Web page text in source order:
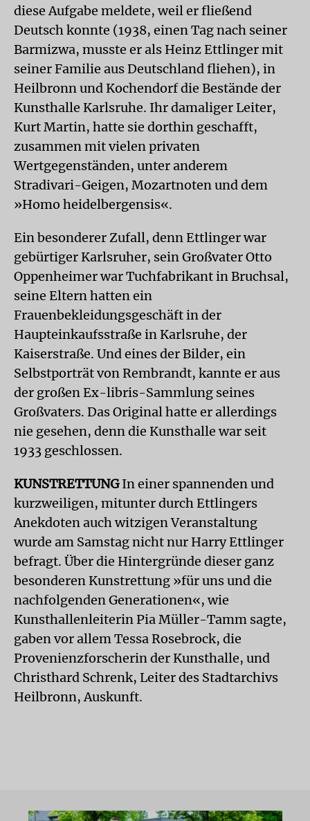
diese Aufgabe meldete, weil er fließend
Deutsch konnte (1938, einen Tag nach seiner
Barmizwa, musste er als Heinz Ettlinger mit
seiner Familie aus Deutschland fliehen), in
Heilbronn und Kochendorf die Bestände der
Kunsthalle Karlsruhe. Ihr damaliger Leiter,
Kurt Martin, hatte sie dorthin geschafft,
zusammen mit vielen privaten
Wertgegenständen, unter anderem
Stradivari-Geigen, Mozartnoten und dem
»Homo heidelbergensis«.
Ein besonderer Zufall, denn Ettlinger war
gebürtiger Karlsruher, sein Großvater Otto
Oppenheimer war Tuchfabrikant in Bruchsal,
seine Eltern hatten ein
Frauenbekleidungsgeschäft in der
Haupteinkaufsstraße in Karlsruhe, der
Kaiserstraße. Und eines der Bilder, ein
Selbstporträt von Rembrandt, kannte er aus
der großen Ex-libris-Sammlung seines
Großvaters. Das Original hatte er allerdings
nie gesehen, denn die Kunsthalle war seit
1933 geschlossen.
KUNSTRETTUNGIn einer spannenden und
kurzweiligen, mitunter durch Ettlingers
Anekdoten auch witzigen Veranstaltung
wurde am Samstag nicht nur Harry Ettlinger
befragt. Über die Hintergründe dieser ganz
besonderen Kunstrettung »für uns und die
nachfolgenden Generationen«, wie
Kunsthallenleiterin Pia Müller-Tamm sagte,
gaben vor allem Tessa Rosebrock, die
Provenienzforscherin der Kunsthalle, und
Christhard Schrenk, Leiter des Stadtarchivs
Heilbronn, Auskunft.